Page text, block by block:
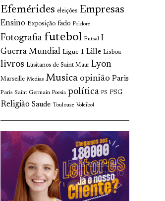
Efemérides eleições Empresas
Ensino Exposição fado Folclore
Fotografia futebol Futsal I
Guerra Mundial Ligue 1 Lille Lisboa
livros Lusitanos de Saint Maur Lyon
Marseille Medias Musica opinião Paris
Paris Saint Germain Poesia política PS PSG
Religião Saude Toulouse Voleibol